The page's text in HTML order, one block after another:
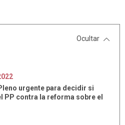
Ocultar
urgente para decidir si
PP contra la reforma sobre el